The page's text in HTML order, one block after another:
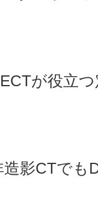
が役立
影CTでも